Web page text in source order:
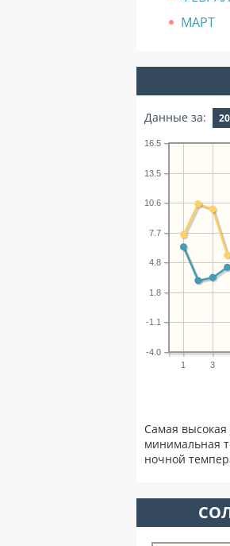
МАРТ
Данные за:
1 3
-4.0
-1.1
1.8
4.8
7.7
10.6
13.5
16.5
Самая высокая
минимальная
ночной